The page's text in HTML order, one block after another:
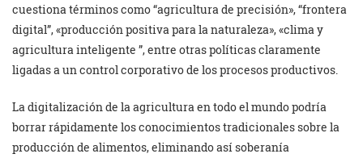
cuestiona términos como “agricultura de precisión», “frontera
digital”, «producción positiva para la naturaleza», «clima y
agricultura inteligente ”, entre otras políticas claramente
ligadas a un control corporativo de los procesos productivos.
La digitalización de la agricultura en todo el mundo podría
borrar rápidamente los conocimientos tradicionales sobre la
producción de alimentos, eliminando así soberanía